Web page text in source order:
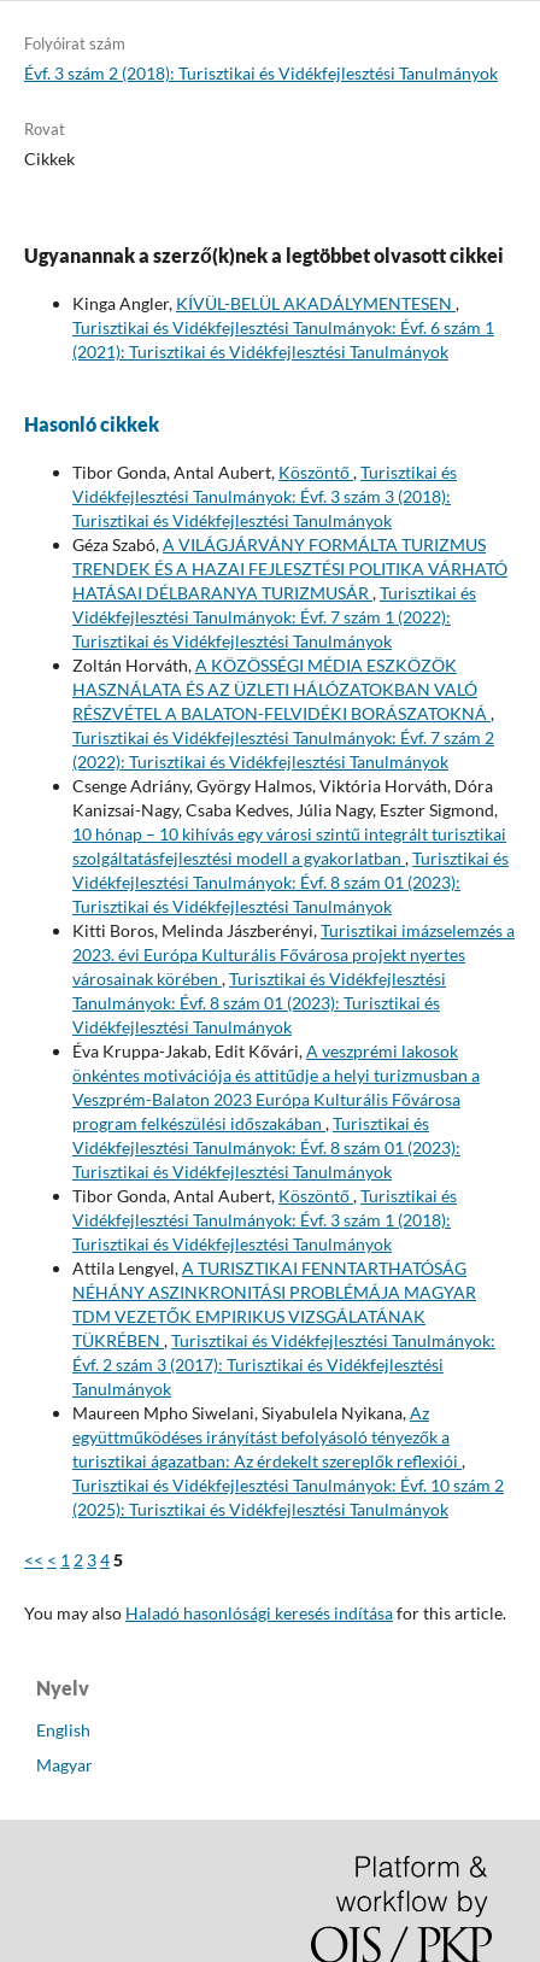
Folyóirat szám
Évf. 3 szám 2 (2018): Turisztikai és Vidékfejlesztési Tanulmányok
Rovat
Cikkek
Ugyanannak a szerző(k)nek a legtöbbet olvasott cikkei
Kinga Angler, KÍVÜL-BELÜL AKADÁLYMENTESEN ,
Turisztikai és Vidékfejlesztési Tanulmányok: Évf. 6 szám 1
(2021): Turisztikai és Vidékfejlesztési Tanulmányok
Hasonló cikkek
Tibor Gonda, Antal Aubert, Köszöntő,Turisztikai és
Vidékfejlesztési Tanulmányok: Évf. 3 szám 3 (2018):
Turisztikai és Vidékfejlesztési Tanulmányok
Géza Szabó,A VILÁGJÁRVÁNY FORMÁLTA TURIZMUS
TRENDEK ÉS A HAZAI FEJLESZTÉSI POLITIKA VÁRHATÓ
HATÁSAI DÉLBARANYA TURIZMUSÁR ,Turisztikai és
Vidékfejlesztési Tanulmányok: Évf. 7 szám 1 (2022):
Turisztikai és Vidékfejlesztési Tanulmányok
Zoltán Horváth,A KÖZÖSSÉGI MÉDIA ESZKÖZÖK
HASZNÁLATA ÉS AZ ÜZLETI HÁLÓZATOKBAN VALÓ
RÉSZVÉTEL A BALATON-FELVIDÉKI BORÁSZATOKNÁ ,
Turisztikai és Vidékfejlesztési Tanulmányok: Évf. 7 szám 2
(2022): Turisztikai és Vidékfejlesztési Tanulmányok
Csenge Adriány, György Halmos, Viktória Horváth, Dóra
Kanizsai-Nagy, Csaba Kedves, Júlia Nagy, Eszter Sigmond,
10 hónap – 10 kihívás egy városi szintű integrált turisztikai
szolgáltatásfejlesztési modell a gyakorlatban ,Turisztikai és
Vidékfejlesztési Tanulmányok: Évf. 8 szám 01 (2023):
Turisztikai és Vidékfejlesztési Tanulmányok
Kitti Boros, Melinda Jászberényi,Turisztikai imázselemzés a
2023. évi Európa Kulturális Fővárosa projekt nyertes
városainak körében ,Turisztikai és Vidékfejlesztési
Tanulmányok: Évf. 8 szám 01 (2023): Turisztikai és
Vidékfejlesztési Tanulmányok
Éva Kruppa-Jakab, Edit Kővári,A veszprémi lakosok
önkéntes motivációja és attitűdje a helyi turizmusban a
Veszprém-Balaton 2023 Európa Kulturális Fővárosa
program felkészülési időszakában ,Turisztikai és
Vidékfejlesztési Tanulmányok: Évf. 8 szám 01 (2023):
Turisztikai és Vidékfejlesztési Tanulmányok
Tibor Gonda, Antal Aubert, Köszöntő,Turisztikai és
Vidékfejlesztési Tanulmányok: Évf. 3 szám 1 (2018):
Turisztikai és Vidékfejlesztési Tanulmányok
Attila Lengyel,A TURISZTIKAI FENNTARTHATÓSÁG
NÉHÁNY ASZINKRONITÁSI PROBLÉMÁJA MAGYAR
TDM VEZETŐK EMPIRIKUS VIZSGÁLATÁNAK
TÜKRÉBEN ,Turisztikai és Vidékfejlesztési Tanulmányok:
Évf. 2 szám 3 (2017): Turisztikai és Vidékfejlesztési
Tanulmányok
Maureen Mpho Siwelani, Siyabulela Nyikana,Az
együttműködéses irányítást befolyásoló tényezők a
turisztikai ágazatban: Az érdekelt szereplők reflexiói ,
Turisztikai és Vidékfejlesztési Tanulmányok: Évf. 10 szám 2
(2025): Turisztikai és Vidékfejlesztési Tanulmányok
<< < 1 2 345
You may also Haladó hasonlósági keresés indításafor this article.
Nyelv
English
Magyar